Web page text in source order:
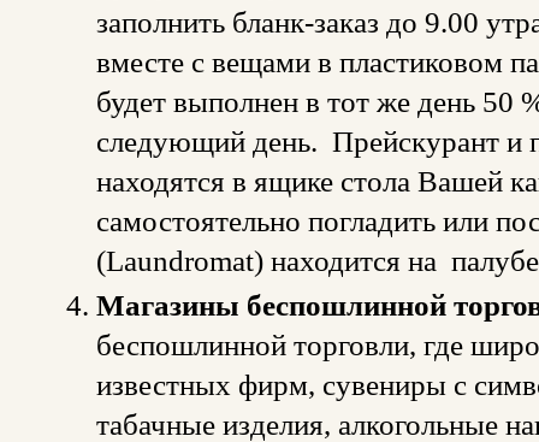
заполнить бланк-заказ до 9.00
вместе с вещами в пластиковом
будет выполнен в тот же день 50
следующий день. Прейскурант и
находятся в ящике стола Вашей
самостоятельно погладить или
(Laundromat) находится на
Магазины беспошлинной
беспошлинной торговли, где
известных фирм, сувениры с
табачные изделия, алкогольные